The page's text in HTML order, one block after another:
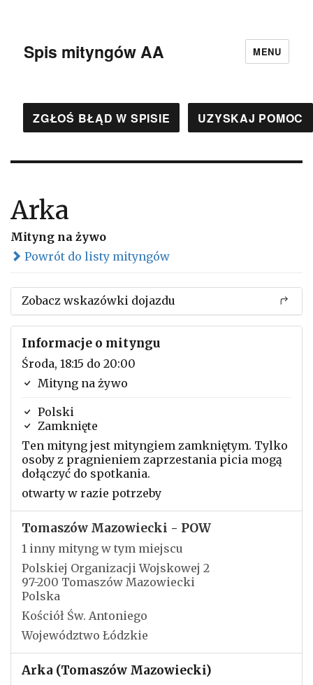
Spis mityngów AA MENU
ZGŁOŚ BŁĄD W SPISIE UZYSKAJ POMOC
Arka
Mityng na żywo
Powrót do listy mityngów
Zobacz wskazówki dojazdu
Informacje o mityngu
Środa, 18:15 do 20:00
Mityng na żywo
Polski
Zamknięte
Ten mityng jest mityngiem zamkniętym. Tylko
osoby z pragnieniem zaprzestania picia mogą
dołączyć do spotkania.
otwarty w razie potrzeby
Tomaszów Mazowiecki - POW
1 inny mityng w tym miejscu
Polskiej Organizacji Wojskowej 2
97-200 Tomaszów Mazowiecki
Polska
Kościół Św. Antoniego
Województwo Łódzkie
Arka (Tomaszów Mazowiecki)